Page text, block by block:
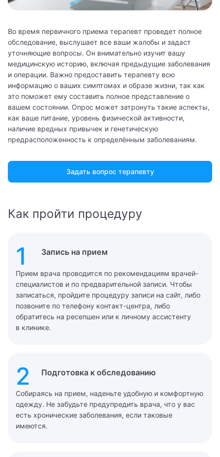
Во время первичного приема терапевт проведет полное
обследование, выслушает все ваши жалобы и задаст
уточняющие вопросы. Он внимательно изучит вашу
медицинскую историю, включая предыдущие заболевания
и операции. Важно предоставить терапевту всю
информацию о ваших симптомах и образе жизни, так как
это поможет ему составить полное представление о
вашем состоянии. Опрос может затронуть такие аспекты,
как ваше питание, уровень физической активности,
наличие вредных привычек и генетическую
предрасположенность к определённым заболеваниям.
Задать вопрос терапевту
Как пройти процедуру
1 Запись на прием
Прием врача проводится по рекомендациям врачей-
специалистов и по предварительной записи. Чтобы
записаться, пройдите процедуру записи на сайт, либо
позвоните по телефону контакт-центра, либо
обратитесь на ресепшен или к личному ассистенту
в клинике.
2 Подготовка к обследованию
Собираясь на прием, наденьте удобную и комфортную
одежду. Не забудьте предупредить врача, что у вас
есть хронические заболевания, если таковые
имеются.